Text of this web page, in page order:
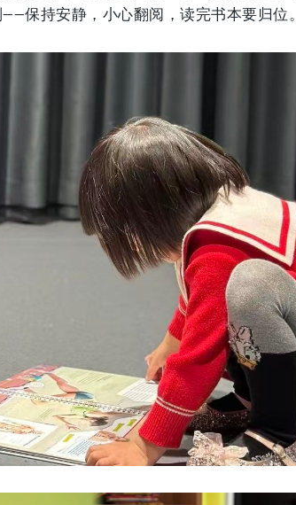
保持安静，小心翻阅，读完书本要归位。